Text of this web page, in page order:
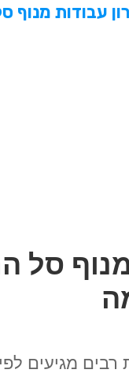
עבודות מנוף
מנוף סל
רבים מגיעים